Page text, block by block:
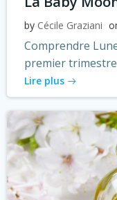
by Cécile Graziani
Comprendre
premier
Lire plus